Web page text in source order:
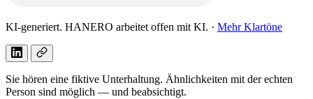
KI-generiert. HANERO arbeitet offen mit KI. · Mehr Klartöne
Sie hören eine fiktive Unterhaltung. Ähnlichkeiten mit der echten
Person sind möglich — und beabsichtigt.